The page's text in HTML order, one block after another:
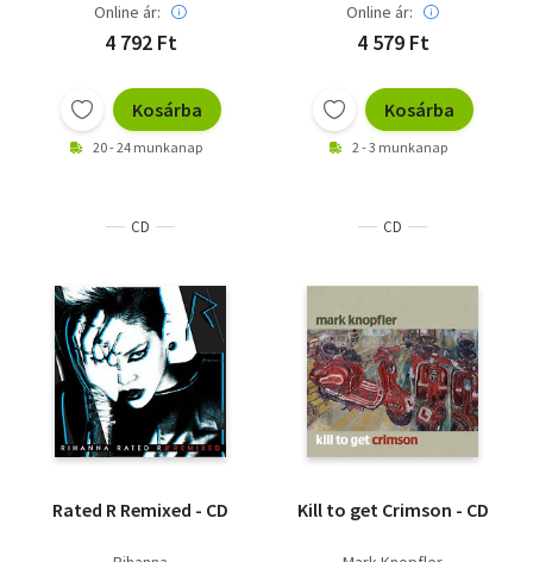
Online ár:
4 792 Ft
Kosárba
20 - 24 munkanap
Online ár:
4 579 Ft
Kosárba
2 - 3 munkanap
CD
Rated R Remixed - CD
CD
Kill to get Crimson - CD